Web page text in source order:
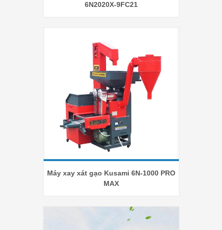
6N2020X-9FC21
Máy xay xát gạo Kusami 6N-1000 PRO
MAX